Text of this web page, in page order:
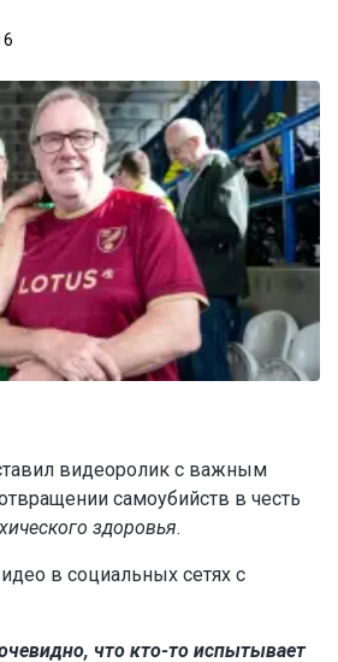
видеоролик с важным
самоубийств в честь
здоровья.
в социальных сетях с
что кто-то испытывает